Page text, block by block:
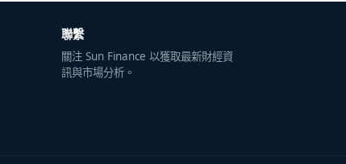
聯繫
關注 Sun Finance 以獲取最新財經資
訊與市場分析。